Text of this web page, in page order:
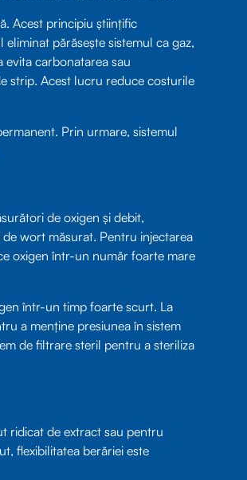
Acest principiu științific
părăsește sistemul ca gaz,
carbonatarea sau
strip. Acest lucru reduce costurile
Prin urmare, sistemul
de oxigen și debit,
wort măsurat. Pentru injectarea
oxigen într-un număr foarte mare
într-un timp foarte scurt. La
a menține presiunea în sistem
de filtrare steril pentru a steriliza
ridicat de extract sau pentru
flexibilitatea berăriei este